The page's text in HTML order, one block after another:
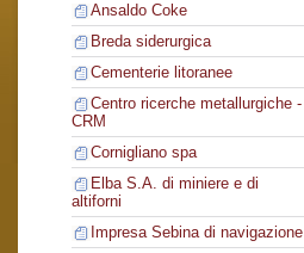
Ansaldo Coke
Breda siderurgica
Cementerie litoranee
Centro ricerche metallurgiche -
CRM
Cornigliano spa
Elba S.A. di miniere e di
altiforni
Impresa Sebina di navigazione